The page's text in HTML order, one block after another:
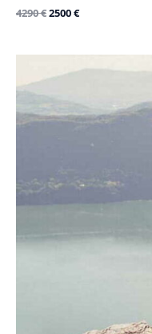
4290€2500€
prix
était :
3650 €.
prix
est :
1200 €.